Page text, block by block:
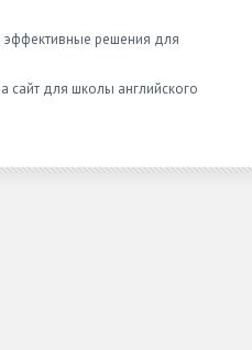
решения для
сайт для школы английского